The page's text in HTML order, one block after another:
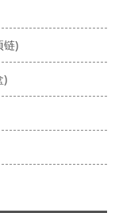
链)
)